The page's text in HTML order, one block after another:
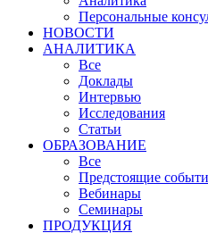
Персональные
НОВОСТИ
АНАЛИТИКА
Все
Доклады
Интервью
Исследования
Статьи
ОБРАЗОВАНИЕ
Все
Предстоящие
Вебинары
Семинары
ПРОДУКЦИЯ